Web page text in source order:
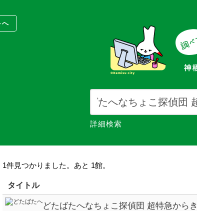
へ
詳細検索
1件見つかりました。あと 1館。
タイトル
どたばたへなちょこ探偵団 超特急からき